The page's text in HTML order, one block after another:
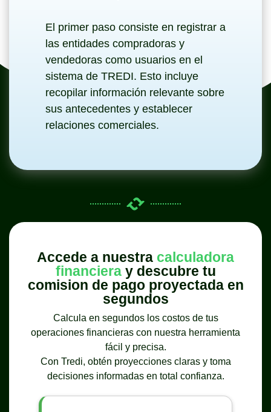
El primer paso consiste en registrar a
las entidades compradoras y
vendedoras como usuarios en el
sistema de TREDI. Esto incluye
recopilar información relevante sobre
sus antecedentes y establecer
relaciones comerciales.
Accede a nuestra calculadora
financieray descubre tu
comision de pago proyectada en
segundos
Calcula en segundos los costos de tus
operaciones financieras con nuestra herramienta
fácil y precisa.
Con Tredi, obtén proyecciones claras y toma
decisiones informadas en total confianza.